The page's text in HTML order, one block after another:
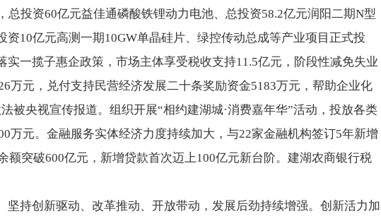
总投资60亿元益佳通磷酸铁锂动力电池、总投资58.2亿元润阳二期N型
资10亿元高测一期10GW单晶硅片、绿控传动总成等产业项目正式投
实一揽子惠企政策，市场主体享受税收支持11.5亿元，阶段性减免失业
万元，兑付支持民营经济发展二十条奖励资金5183万元，帮助企业化
被央视宣传报道。组织开展“相约建湖城·消费嘉年华”活动，投放各类
万元。金融服务实体经济力度持续加大，与22家金融机构签订5年新增
额突破600亿元，新增贷款首次迈上100亿元新台阶。建湖农商银行税
坚持创新驱动、改革推动、开放带动，发展后劲持续增强。创新活力加